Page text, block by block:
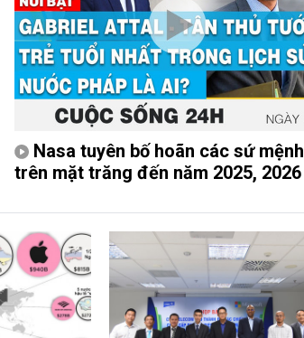
Nasa tuyên bố hoãn các sứ mệnh
trên mặt trăng đến năm 2025, 2026